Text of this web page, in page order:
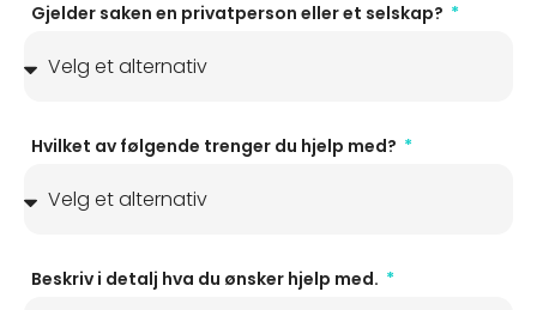
Gjelder saken en privatperson eller et selskap?
Hvilket av følgende trenger du hjelp med?
Beskriv i detalj hva du ønsker hjelp med.